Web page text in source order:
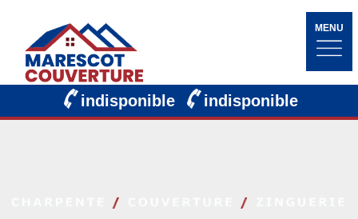
MENU
indisponible indisponible